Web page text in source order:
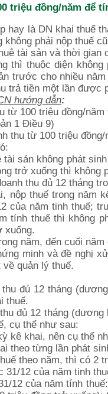
triệu đồng/năm để
hay là DN khai thuế
phải nộp thuế
tài sản và thời
thì thuộc diện
trước cho nhiều
trả tiền một lần được
hướng dẫn:
100 triệu đồng/
1 Điều 9)
thu từ 100 triệu
sản không phát
trở xuống thì không
thu đủ 12 tháng
nộp thuế trong năm
của năm tinh thuế;
tính thuế thì không
xuống.
năm, đến cuối
minh và đề nghị
quản lý thuế.
đủ 12 tháng
thuế.
đủ 12 tháng
cụ thể như sau:
kê khai, nên cụ thể
theo từng lần phát
theo năm, thì có 2
12 của năm tinh
12 của năm tính